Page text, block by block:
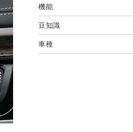
機能
豆知識
車種